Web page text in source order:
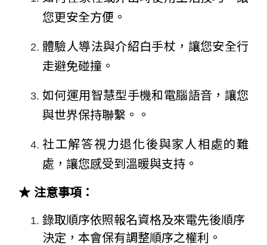
您更安全方便。
體驗人導法與介紹白手杖，讓您安全行
走避免碰撞。
如何運用智慧型手機和電腦語音，讓您
與世界保持聯繫。。
社工解答視力退化後與家人相處的難
處，讓您感受到溫暖與支持。
★ 注意事項：
錄取順序依照報名資格及來電先後順序
決定，本會保有調整順序之權利。